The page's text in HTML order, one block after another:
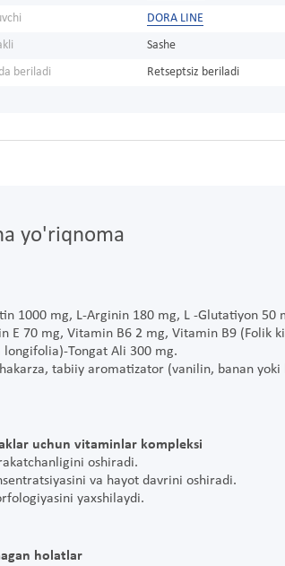
DORA LINE
Sashe
beriladi
Retseptsiz beriladi
yo'riqnoma
1000 mg, L-Arginin 180 mg, L -Glutatiyon 50
E 70 mg, Vitamin B6 2 mg, Vitamin B9 (Folik
Tongat Ali 300 mg.
tabiiy aromatizator (vanilin, banan yoki
uchun vitaminlar kompleksi
oshiradi.
va hayot davrini oshiradi.
yaxshilaydi.
holatlar